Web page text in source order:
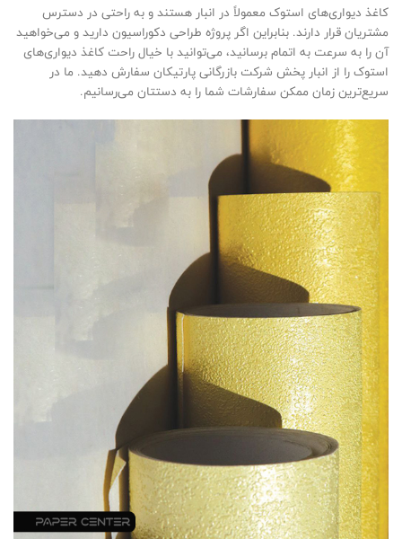
کاغذ دیواری‌های استوک معمولاً در انبار هستند و به راحتی در دسترس
مشتریان قرار دارند. بنابراین اگر پروژه طراحی دکوراسیون دارید و می‌خواهید
آن را به سرعت به اتمام برسانید، می‌توانید با خیال راحت کاغذ دیواری‌های
استوک را از انبار پخش شرکت بازرگانی پارتیکان سفارش دهید. ما در
سریع‌ترین زمان ممکن سفارشات شما را به دستتان می‌رسانیم.